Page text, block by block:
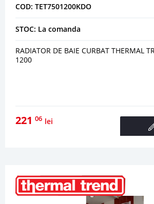
COD: TET7501200KDO
STOC: La comanda
RADIATOR DE BAIE CURBAT THERMAL
1200
221 06 lei